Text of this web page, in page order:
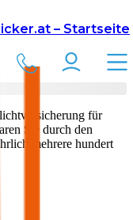
– Startseite
abschließen
für
Sie durch den
mehrere hundert